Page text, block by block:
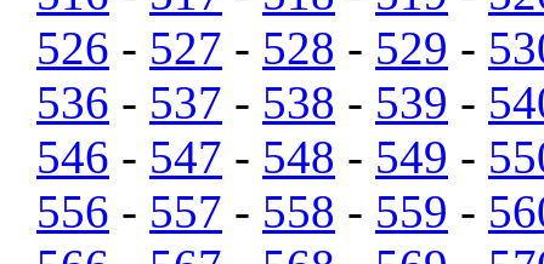
526 - 527 - 528 - 529 -
536 - 537 - 538 - 539 -
546 - 547 - 548 - 549 -
556 - 557 - 558 - 559 -